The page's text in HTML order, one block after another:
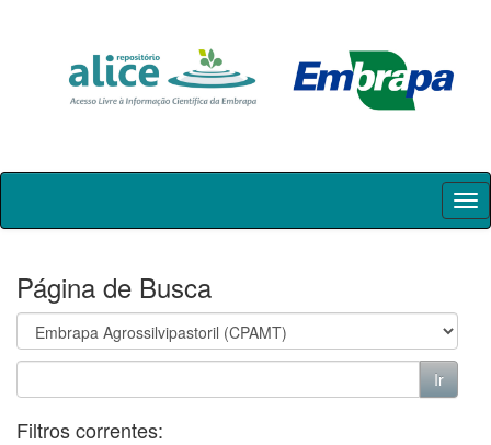
Skip
Página de Busca
Filtros correntes: